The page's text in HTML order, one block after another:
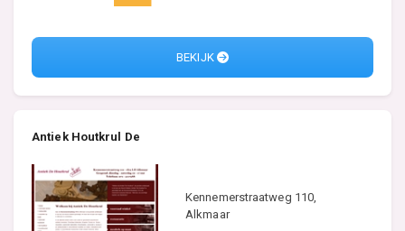
BEKIJK
Antiek Houtkrul De
Kennemerstraatweg 110,
Alkmaar